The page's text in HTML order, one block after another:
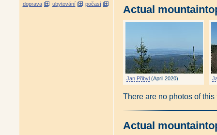
doprava ubytování počasí Actual
Jan Přibyl (April 2020)
There are no photos of
Actual